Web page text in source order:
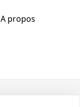
A propos